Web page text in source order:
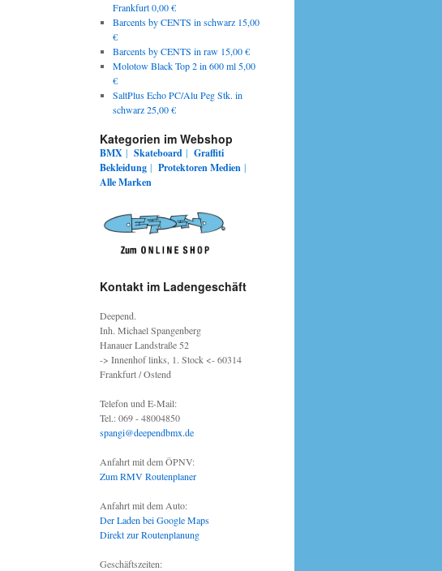
Frankfurt 0,00 €
Barcents by CENTS in schwarz 15,00
€
Barcents by CENTS in raw 15,00 €
Molotow Black Top 2 in 600 ml 5,00
€
SaltPlus Echo PC/Alu Peg Stk. in
schwarz 25,00 €
Kategorien im Webshop
BMX | Skateboard | Graffiti
Bekleidung | ProtektorenMedien |
Alle Marken
Kontakt im Ladengeschäft
Deepend.
Inh. Michael Spangenberg
Hanauer Landstraße 52
-> Innenhof links, 1. Stock <- 60314
Frankfurt / Ostend
Telefon und E-Mail:
Tel.: 069 - 48004850
spangi@deependbmx.de
Anfahrt mit dem ÖPNV:
Zum RMV Routenplaner
Anfahrt mit dem Auto:
Der Laden bei Google Maps
Direkt zur Routenplanung
Geschäftszeiten: